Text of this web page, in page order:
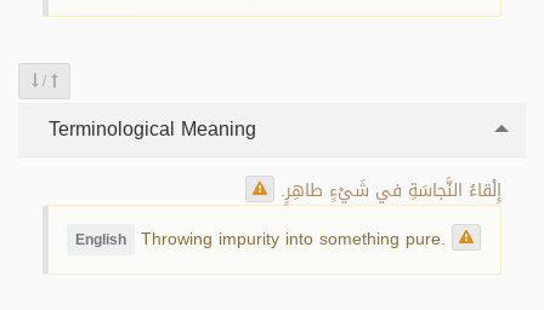
/
Terminological Meaning
إِلْقاءُ النَّجاسَةِ في شَيْءٍ طاهِرٍ.
English Throwing impurity into something pure.